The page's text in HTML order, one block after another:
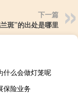
下一篇
斑”的出处是哪里
什么会做灯笼呢
保险业务